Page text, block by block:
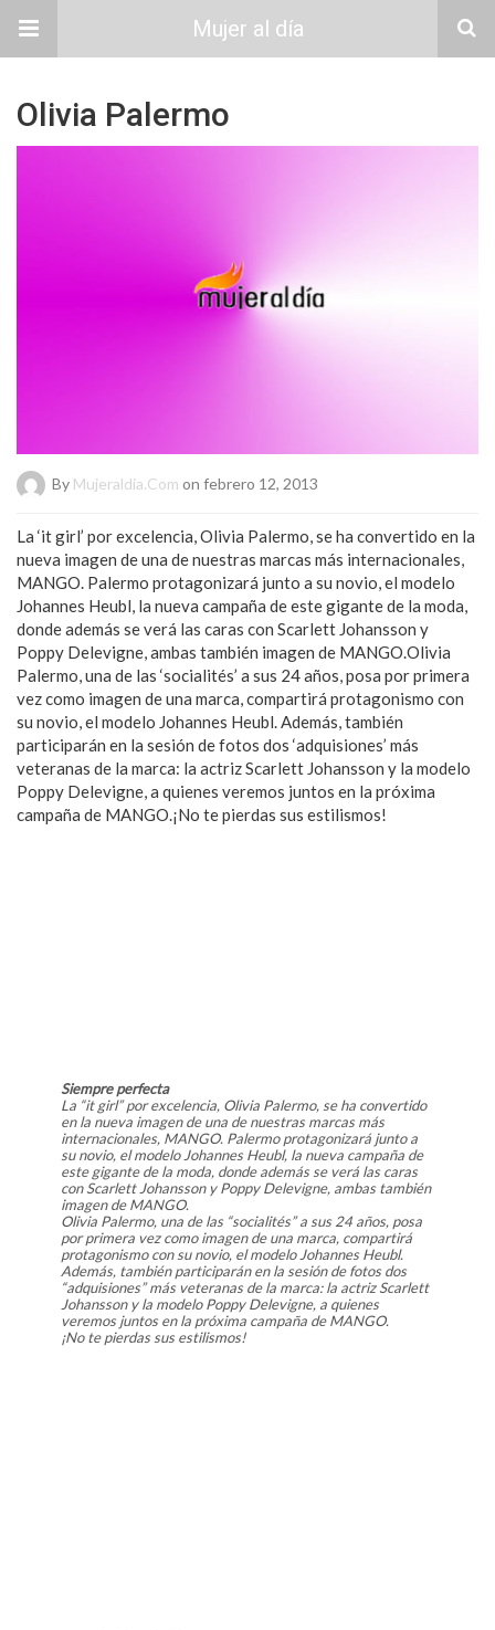
Mujer al día
Olivia Palermo
By Mujeraldia.com on febrero 12, 2013
La ‘it girl’ por excelencia, Olivia Palermo, se ha convertido en la
nueva imagen de una de nuestras marcas más internacionales,
MANGO. Palermo protagonizará junto a su novio, el modelo
Johannes Heubl, la nueva campaña de este gigante de la moda,
donde además se verá las caras con Scarlett Johansson y
Poppy Delevigne, ambas también imagen de MANGO.Olivia
Palermo, una de las ‘socialités’ a sus 24 años, posa por primera
vez como imagen de una marca, compartirá protagonismo con
su novio, el modelo Johannes Heubl. Además, también
participarán en la sesión de fotos dos ‘adquisiones’ más
veteranas de la marca: la actriz Scarlett Johansson y la modelo
Poppy Delevigne, a quienes veremos juntos en la próxima
campaña de MANGO.¡No te pierdas sus estilismos!
Siempre perfecta
La “it girl” por excelencia, Olivia Palermo, se ha convertido
en la nueva imagen de una de nuestras marcas más
internacionales, MANGO. Palermo protagonizará junto a
su novio, el modelo Johannes Heubl, la nueva campaña de
este gigante de la moda, donde además se verá las caras
con Scarlett Johansson y Poppy Delevigne, ambas también
imagen de MANGO.
Olivia Palermo, una de las “socialités” a sus 24 años, posa
por primera vez como imagen de una marca, compartirá
protagonismo con su novio, el modelo Johannes Heubl.
Además, también participarán en la sesión de fotos dos
“adquisiones” más veteranas de la marca: la actriz Scarlett
Johansson y la modelo Poppy Delevigne, a quienes
veremos juntos en la próxima campaña de MANGO.
¡No te pierdas sus estilismos!